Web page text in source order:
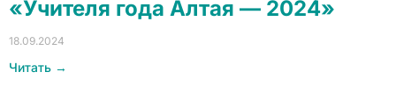
«Учителя года Алтая — 2024»
18.09.2024
Читать →